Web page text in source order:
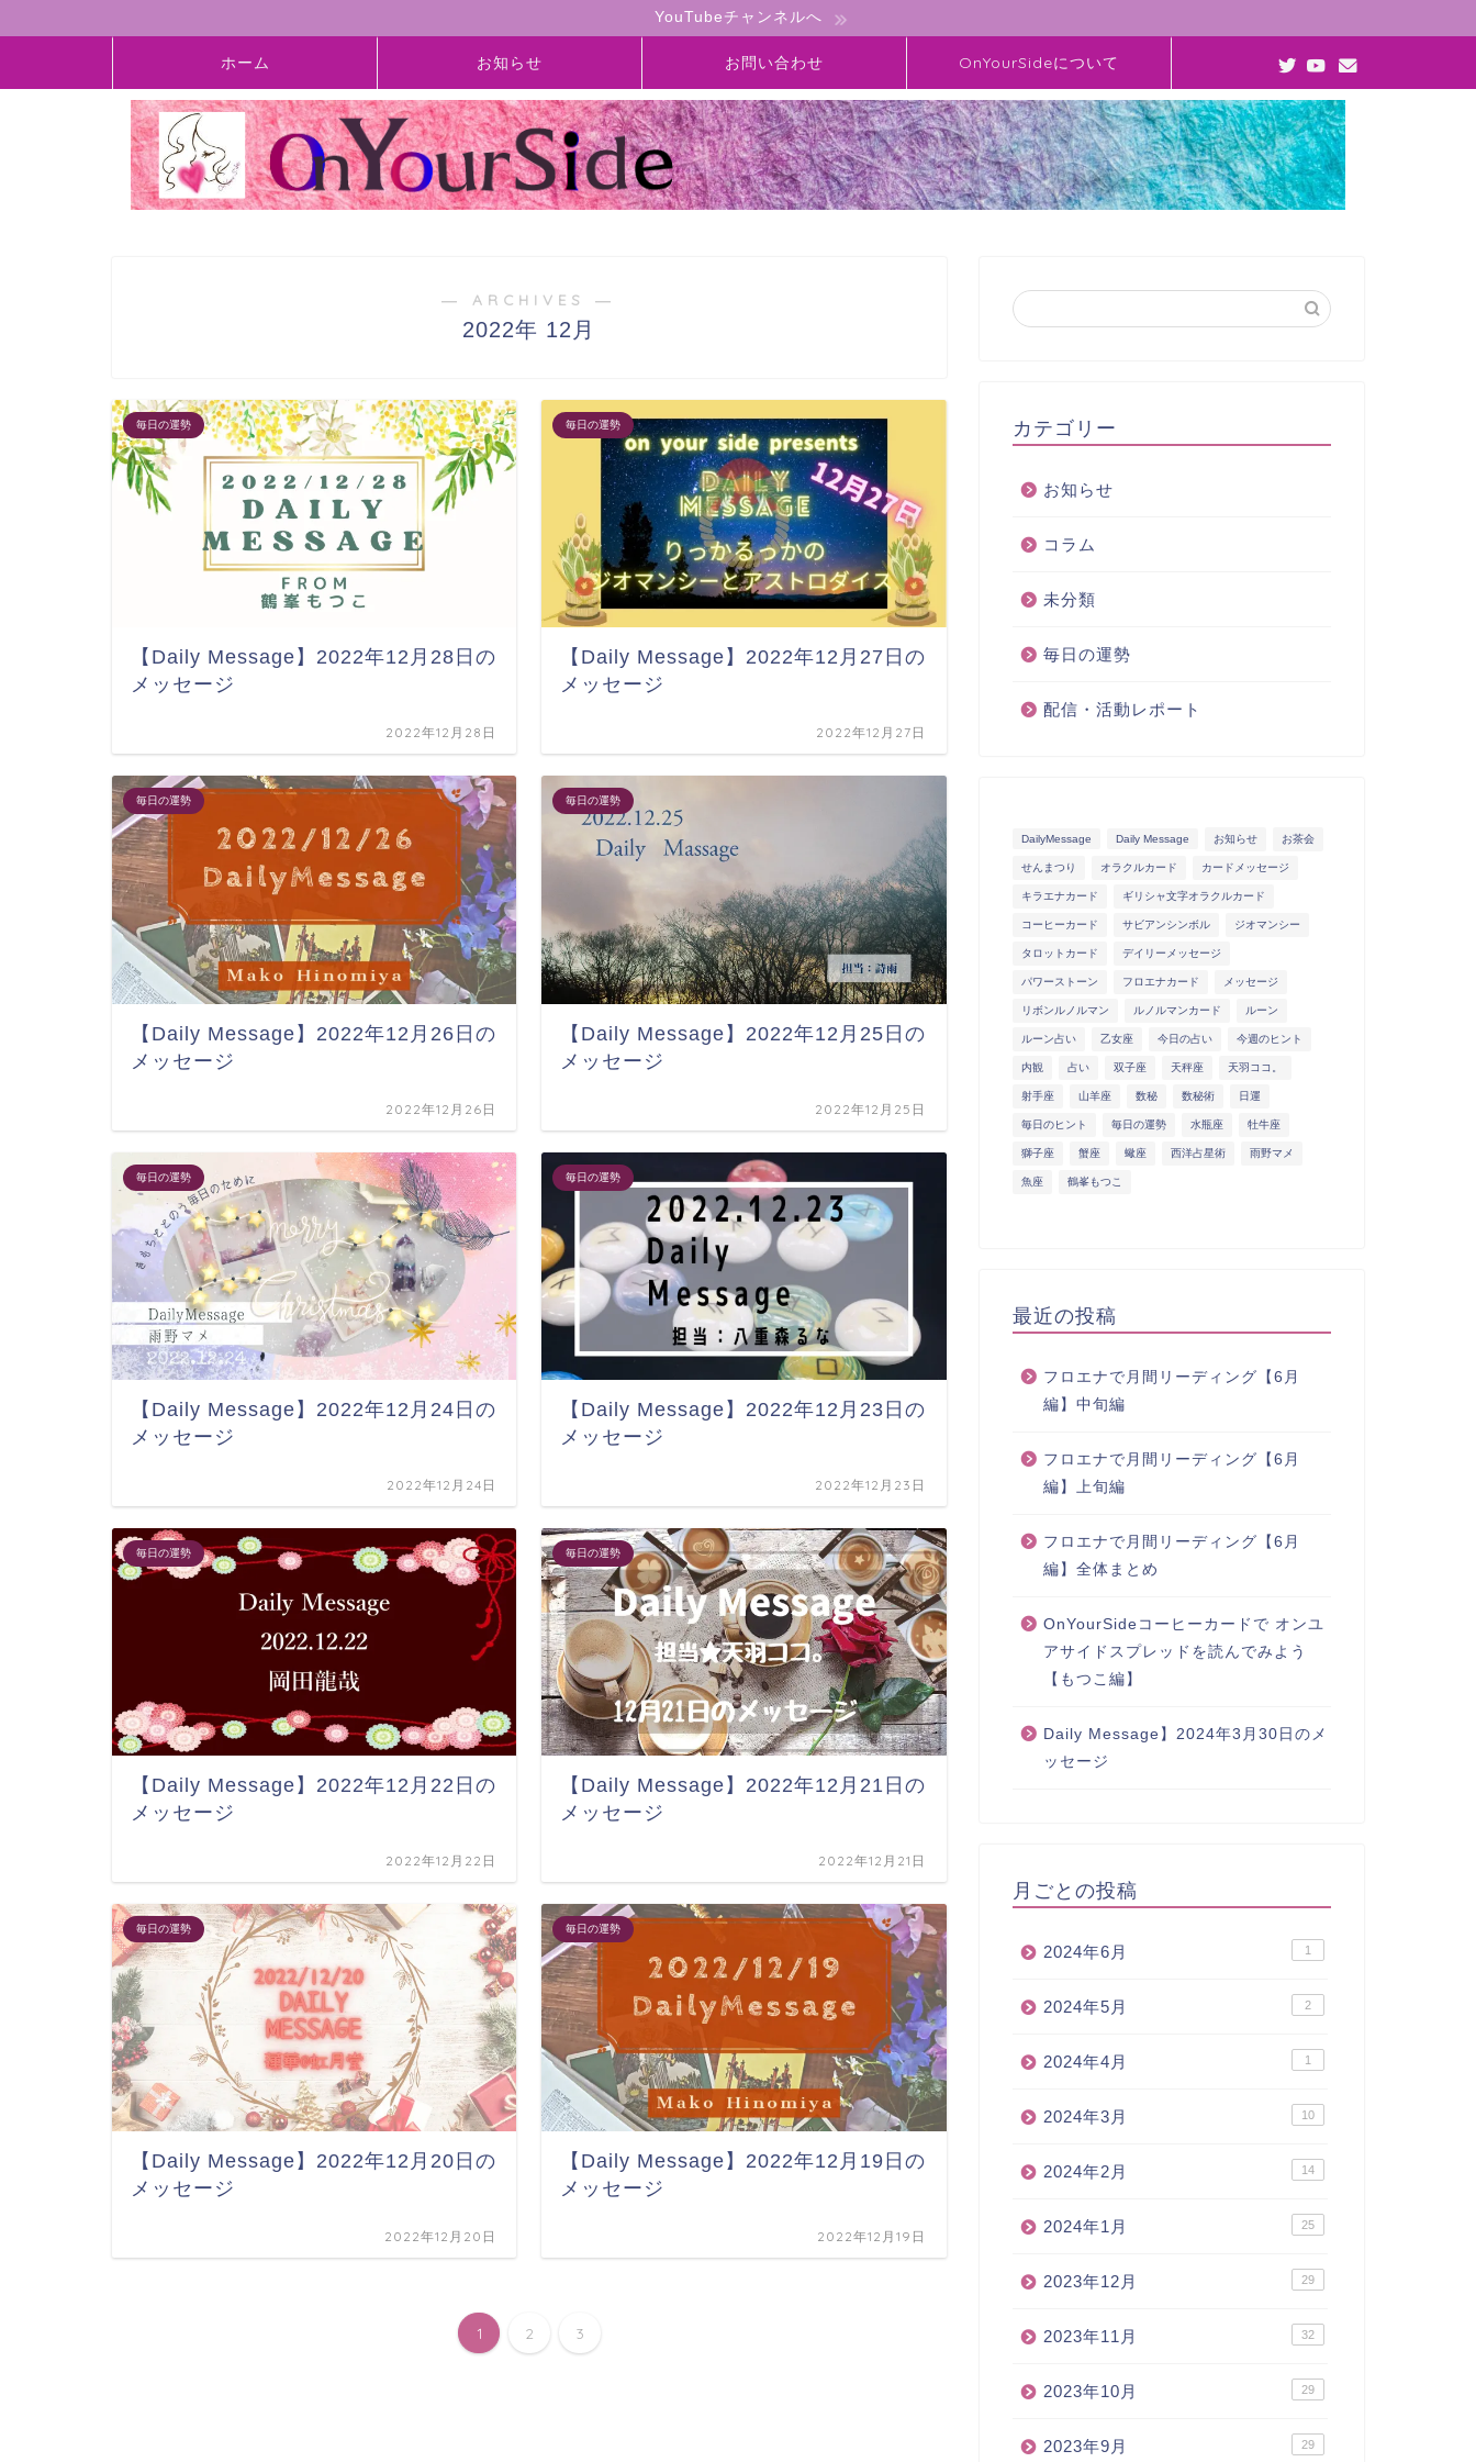
YouTubeチャンネルへ
ホーム お知らせ お問い合わせ OnYourSideについて
― ARCHIVES ―
2022年 12月
毎日の運勢
【Daily Message】2022年12月28日の
メッセージ
2022年12月28日
毎日の運勢
【Daily Message】2022年12月27日の
メッセージ
2022年12月27日
毎日の運勢
【Daily Message】2022年12月26日の
メッセージ
2022年12月26日
毎日の運勢
【Daily Message】2022年12月25日の
メッセージ
2022年12月25日
毎日の運勢
【Daily Message】2022年12月24日の
メッセージ
2022年12月24日
毎日の運勢
【Daily Message】2022年12月23日の
メッセージ
2022年12月23日
毎日の運勢
【Daily Message】2022年12月22日の
メッセージ
2022年12月22日
毎日の運勢
【Daily Message】2022年12月21日の
メッセージ
2022年12月21日
毎日の運勢
【Daily Message】2022年12月20日の
メッセージ
2022年12月20日
毎日の運勢
【Daily Message】2022年12月19日の
メッセージ
2022年12月19日
1 2 3
カテゴリー
お知らせ
コラム
未分類
毎日の運勢
配信・活動レポート
DailyMessage Daily Message お知らせ お茶会
せんまつり オラクルカード カードメッセージ
キラエナカード ギリシャ文字オラクルカード
コーヒーカード サビアンシンボル ジオマンシー
タロットカード デイリーメッセージ
パワーストーン フロエナカード メッセージ
リボンルノルマン ルノルマンカード ルーン
ルーン占い 乙女座 今日の占い 今週のヒント
内観 占い 双子座 天秤座 天羽ココ。
射手座 山羊座 数秘 数秘術 日運
毎日のヒント 毎日の運勢 水瓶座 牡牛座
獅子座 蟹座 蠍座 西洋占星術 雨野マメ
魚座 鶴峯もつこ
最近の投稿
フロエナで月間リーディング【6月
編】中旬編
フロエナで月間リーディング【6月
編】上旬編
フロエナで月間リーディング【6月
編】全体まとめ
OnYourSideコーヒーカードで オンユ
アサイドスプレッドを読んでみよう
【もつこ編】
Daily Message】2024年3月30日のメ
ッセージ
月ごとの投稿
2024年6月 1
2024年5月 2
2024年4月 1
2024年3月 10
2024年2月 14
2024年1月 25
2023年12月 29
2023年11月 32
2023年10月 29
2023年9月 29